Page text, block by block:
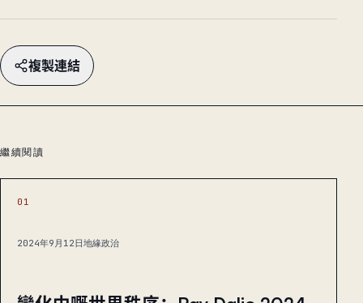
複製連結
繼續閱讀
01
2024年9月12日地緣政治